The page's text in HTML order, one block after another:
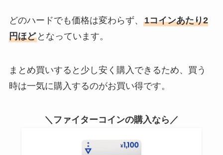
どのハードでも価格は変わらず、 1コインあたり2
円ほどとなっています。
まとめ買いすると少し安く購入できるため、買う
時は一気に購入するのがお買い得です。
＼ファイターコインの購入なら／